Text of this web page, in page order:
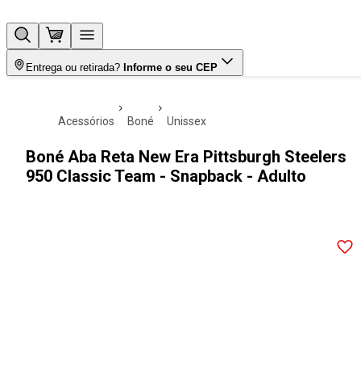
Entrega ou retirada? Informe o seu CEP
acessórios boné unissex
Boné Aba Reta New Era Pittsburgh Steelers
950 Classic Team - Snapback - Adulto